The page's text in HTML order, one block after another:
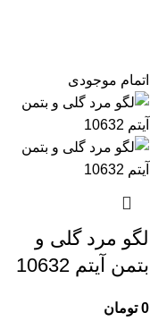
اتمام موجودی
لگو مرد گلی و
بتمن آیتم 10632
0 تومان